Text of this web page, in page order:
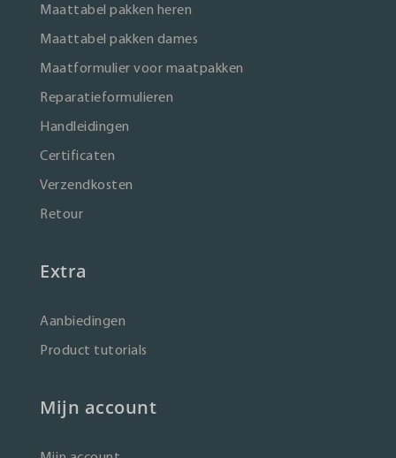
Maattabel pakken heren
Maattabel pakken dames
Maatformulier voor maatpakken
Reparatieformulieren
Handleidingen
Certificaten
Verzendkosten
Retour
Extra
Aanbiedingen
Product tutorials
Mijn account